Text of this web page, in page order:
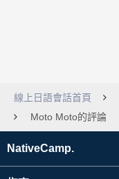
線上日語會話首頁
Moto Moto的評論
NativeCamp.